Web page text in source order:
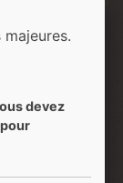
devez